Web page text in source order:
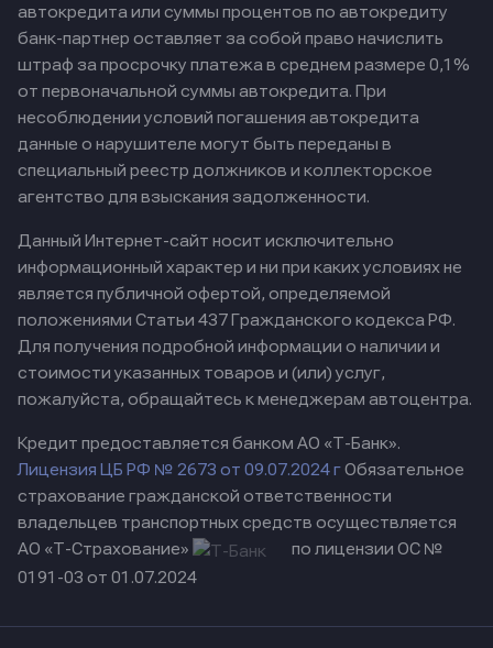
автокредита или суммы процентов по автокредиту
банк-партнер оставляет за собой право начислить
штраф за просрочку платежа в среднем размере 0,1%
от первоначальной суммы автокредита. При
несоблюдении условий погашения автокредита
данные о нарушителе могут быть переданы в
специальный реестр должников и коллекторское
агентство для взыскания задолженности.
Данный Интернет-сайт носит исключительно
информационный характер и ни при каких условиях не
является публичной офертой, определяемой
положениями Статьи 437 Гражданского кодекса РФ.
Для получения подробной информации о наличии и
стоимости указанных товаров и (или) услуг,
пожалуйста, обращайтесь к менеджерам автоцентра.
Кредит предоставляется банком АО «Т-Банк».
Лицензия ЦБ РФ № 2673 от 09.07.2024 гОбязательное
страхование гражданской ответственности
владельцев транспортных средств осуществляется
АО «Т-Страхование»
по лицензии ОС №
0191-03 от 01.07.2024